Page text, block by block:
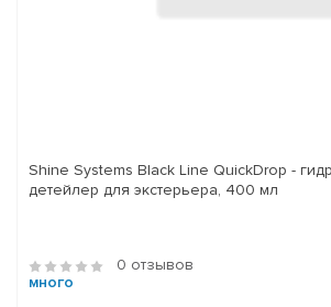
Shine Systems Black Line QuickDrop -
детейлер для экстерьера, 400 мл
0 отзывов
много